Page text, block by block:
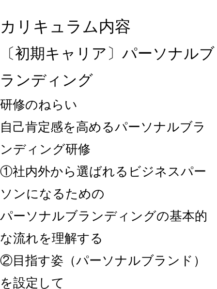
カリキュラム内容
〔初期キャリア〕パーソナルブ
ランディング
研修のねらい
自己肯定感を高めるパーソナルブラ
ンディング研修
①社内外から選ばれるビジネスパー
ソンになるための
パーソナルブランディングの基本的
な流れを理解する
②目指す姿（パーソナルブランド）
を設定して